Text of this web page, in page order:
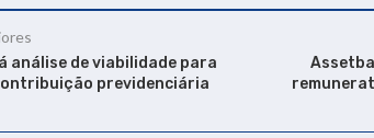
análise de viabilidade para
previdenciária